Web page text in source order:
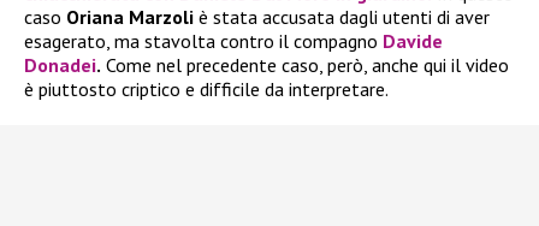
caso Oriana Marzoli è stata accusata dagli utenti di aver
esagerato, ma stavolta contro il compagno Davide
Donadei. Come nel precedente caso, però, anche qui il video
è piuttosto criptico e difficile da interpretare.